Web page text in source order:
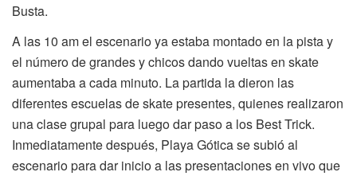
Busta.
A las 10 am el escenario ya estaba montado en la pista y
el número de grandes y chicos dando vueltas en skate
aumentaba a cada minuto. La partida la dieron las
diferentes escuelas de skate presentes, quienes realizaron
una clase grupal para luego dar paso a los Best Trick.
Inmediatamente después, Playa Gótica se subió al
escenario para dar inicio a las presentaciones en vivo que